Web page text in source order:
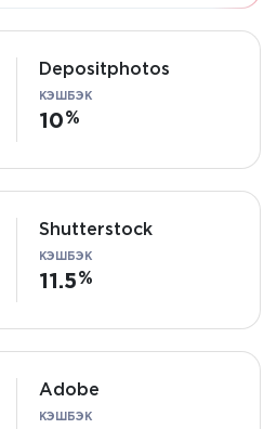
Depositphotos
КЭШБЭК
10
Shutterstock
КЭШБЭК
11.5
Adobe
КЭШБЭК